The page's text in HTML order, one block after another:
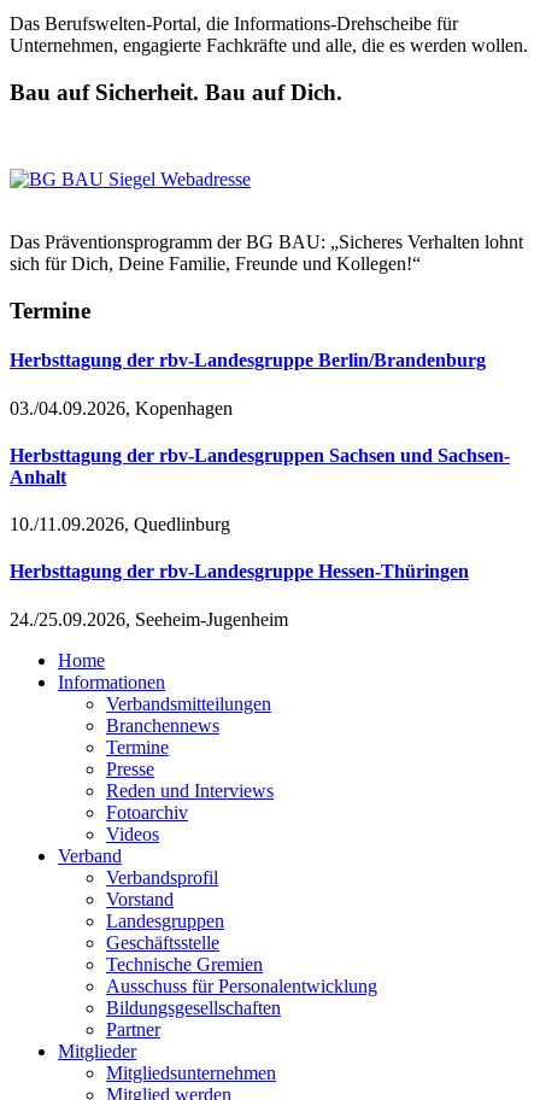
Das Berufswelten-Portal, die Informations-Drehscheibe für
Unternehmen, engagierte Fachkräfte und alle, die es werden wollen.
Bau auf Sicherheit. Bau auf Dich.
Das Präventionsprogramm der BG BAU: „Sicheres Verhalten lohnt
sich für Dich, Deine Familie, Freunde und Kollegen!“
Termine
Herbsttagung der rbv-Landesgruppe Berlin/Brandenburg
03./04.09.2026, Kopenhagen
Herbsttagung der rbv-Landesgruppen Sachsen und Sachsen-
Anhalt
10./11.09.2026, Quedlinburg
Herbsttagung der rbv-Landesgruppe Hessen-Thüringen
24./25.09.2026, Seeheim-Jugenheim
Home
Informationen
Verbandsmitteilungen
Branchennews
Termine
Presse
Reden und Interviews
Fotoarchiv
Videos
Verband
Verbandsprofil
Vorstand
Landesgruppen
Geschäftsstelle
Technische Gremien
Ausschuss für Personalentwicklung
Bildungsgesellschaften
Partner
Mitglieder
Mitgliedsunternehmen
Mitglied werden